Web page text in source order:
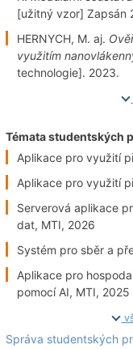
[užitný vzor] Zapsán
HERNYCH, M. aj.
využitím
technologie]. 2023.
Témata studentských
Aplikace pro využití
Aplikace pro využití
Serverová aplikace
dat, MTI, 2026
Systém pro sběr a
Aplikace pro
pomocí AI, MTI, 2025
Správa studentských